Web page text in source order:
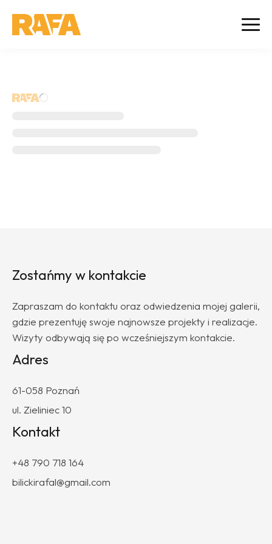
Zostańmy w kontakcie
Zapraszam do kontaktu oraz odwiedzenia mojej galerii,
gdzie prezentuję swoje najnowsze projekty i realizacje.
Wizyty odbywają się po wcześniejszym kontakcie.
Adres
61-058 Poznań
ul. Zieliniec 10
Kontakt
+48 790 718 164
bilickirafal@gmail.com